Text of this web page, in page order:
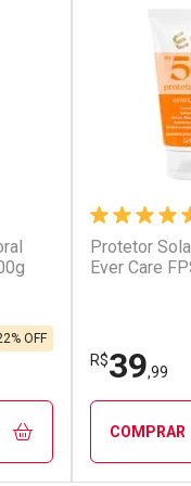
Ativar
Por R$
Por R$
OFF
Protetor
Ever Care
R$39,99
COMPRAR